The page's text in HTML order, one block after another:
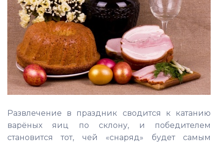
Развлечение в праздник сводится к катанию
варёных яиц по склону, и победителем
становится тот, чей «снаряд» будет самым